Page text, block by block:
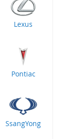
Lexus
Pontiac
SsangYong